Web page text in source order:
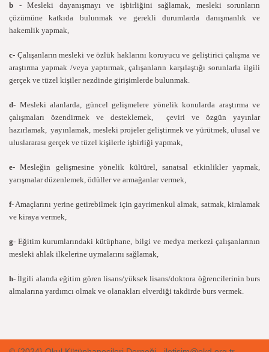
b - Mesleki dayanışmayı ve işbirliğini sağlamak, mesleki sorunların
çözümüne katkıda bulunmak ve gerekli durumlarda danışmanlık ve
hakemlik yapmak,
c- Çalışanların mesleki ve özlük haklarını koruyucu ve geliştirici çalışma ve
araştırma yapmak /veya yaptırmak, çalışanların karşılaştığı sorunlarla ilgili
gerçek ve tüzel kişiler nezdinde girişimlerde bulunmak.
d- Mesleki alanlarda, güncel gelişmelere yönelik konularda araştırma ve
çalışmaları özendirmek ve desteklemek, çeviri ve özgün yayınlar
hazırlamak, yayınlamak, mesleki projeler geliştirmek ve yürütmek, ulusal ve
uluslararası gerçek ve tüzel kişilerle işbirliği yapmak,
e- Mesleğin gelişmesine yönelik kültürel, sanatsal etkinlikler yapmak,
yarışmalar düzenlemek, ödüller ve armağanlar vermek,
f- Amaçlarını yerine getirebilmek için gayrimenkul almak, satmak, kiralamak
ve kiraya vermek,
g- Eğitim kurumlarındaki kütüphane, bilgi ve medya merkezi çalışanlarının
mesleki ahlak ilkelerine uymalarını sağlamak,
h- İlgili alanda eğitim gören lisans/yüksek lisans/doktora öğrencilerinin burs
almalarına yardımcı olmak ve olanakları elverdiği takdirde burs vermek.